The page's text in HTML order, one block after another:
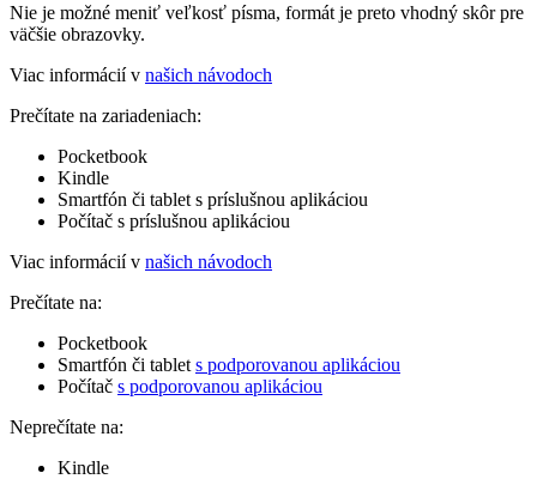
Nie je možné meniť veľkosť písma, formát je preto vhodný skôr pre
väčšie obrazovky.
Viac informácií v našich návodoch
Prečítate na zariadeniach:
Pocketbook
Kindle
Smartfón či tablet s príslušnou aplikáciou
Počítač s príslušnou aplikáciou
Viac informácií v našich návodoch
Prečítate na:
Pocketbook
Smartfón či tablet s podporovanou aplikáciou
Počítač s podporovanou aplikáciou
Neprečítate na:
Kindle